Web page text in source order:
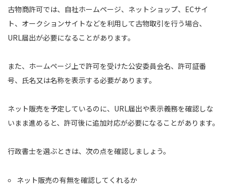
古物商許可では、自社ホームページ、ネットショップ、ECサイ
ト、オークションサイトなどを利用して古物取引を行う場合、
URL届出が必要になることがあります。
また、ホームページ上で許可を受けた公安委員会名、許可証番
号、氏名又は名称を表示する必要があります。
ネット販売を予定しているのに、URL届出や表示義務を確認しな
いまま進めると、許可後に追加対応が必要になることがあります。
行政書士を選ぶときは、次の点を確認しましょう。
ネット販売の有無を確認してくれるか